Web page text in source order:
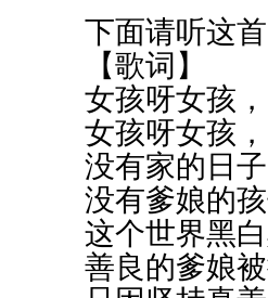
下面请听这
【歌词】
女孩呀女孩
女孩呀女孩
没有家的日
没有爹娘的
这个世界黑
善良的爹娘